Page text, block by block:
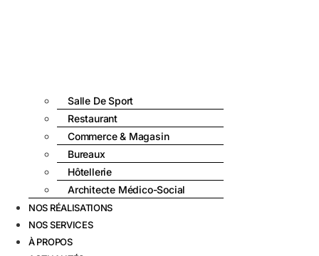
Salle De Sport
Restaurant
Commerce & Magasin
Bureaux
Hôtellerie
Architecte Médico-Social
NOS RÉALISATIONS
NOS SERVICES
À PROPOS